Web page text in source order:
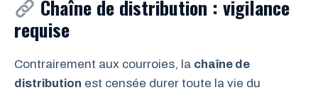
Chaîne de distribution : vigilance
requise
Contrairement aux courroies, la chaîne de
distribution est censée durer toute la vie du